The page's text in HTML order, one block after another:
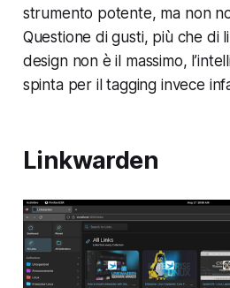
strumento potente, ma non
Questione di gusti, più che di
design non è il massimo,
spinta per il tagging invece
Linkwarden